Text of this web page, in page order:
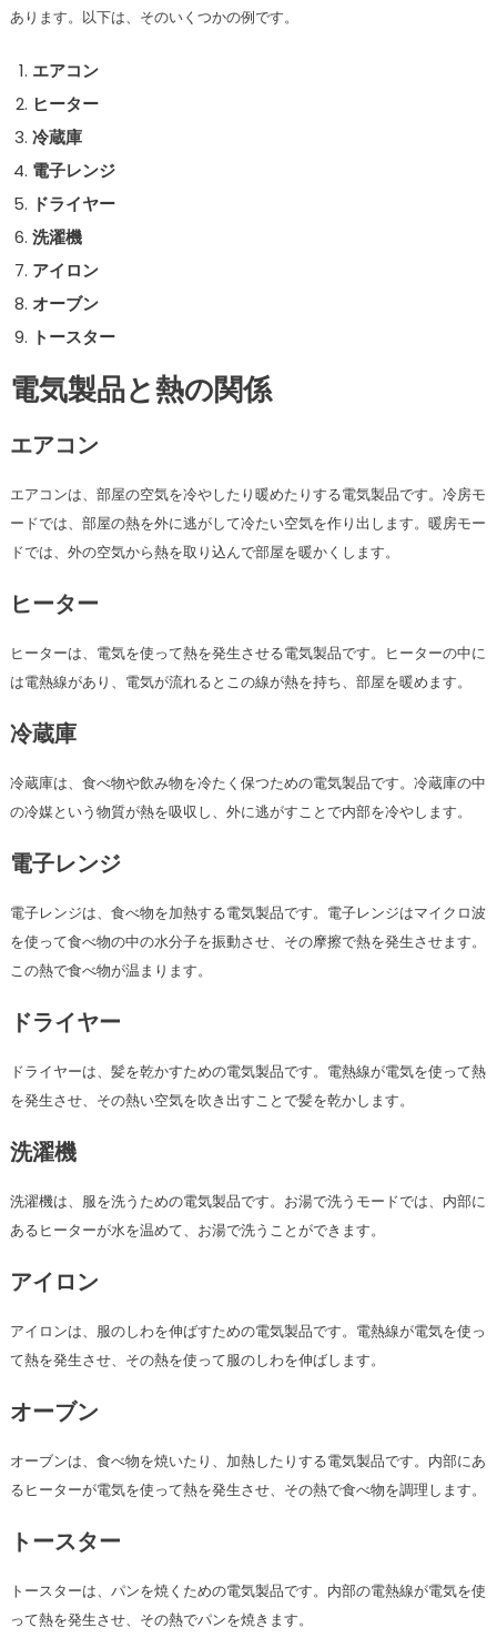
あります。以下は、そのいくつかの例です。
エアコン
ヒーター
冷蔵庫
電子レンジ
ドライヤー
洗濯機
アイロン
オーブン
トースター
電気製品と熱の関係
エアコン
エアコンは、部屋の空気を冷やしたり暖めたりする電気製品です。冷房モ
ードでは、部屋の熱を外に逃がして冷たい空気を作り出します。暖房モー
ドでは、外の空気から熱を取り込んで部屋を暖かくします。
ヒーター
ヒーターは、電気を使って熱を発生させる電気製品です。ヒーターの中に
は電熱線があり、電気が流れるとこの線が熱を持ち、部屋を暖めます。
冷蔵庫
冷蔵庫は、食べ物や飲み物を冷たく保つための電気製品です。冷蔵庫の中
の冷媒という物質が熱を吸収し、外に逃がすことで内部を冷やします。
電子レンジ
電子レンジは、食べ物を加熱する電気製品です。電子レンジはマイクロ波
を使って食べ物の中の水分子を振動させ、その摩擦で熱を発生させます。
この熱で食べ物が温まります。
ドライヤー
ドライヤーは、髪を乾かすための電気製品です。電熱線が電気を使って熱
を発生させ、その熱い空気を吹き出すことで髪を乾かします。
洗濯機
洗濯機は、服を洗うための電気製品です。お湯で洗うモードでは、内部に
あるヒーターが水を温めて、お湯で洗うことができます。
アイロン
アイロンは、服のしわを伸ばすための電気製品です。電熱線が電気を使っ
て熱を発生させ、その熱を使って服のしわを伸ばします。
オーブン
オーブンは、食べ物を焼いたり、加熱したりする電気製品です。内部にあ
るヒーターが電気を使って熱を発生させ、その熱で食べ物を調理します。
トースター
トースターは、パンを焼くための電気製品です。内部の電熱線が電気を使
って熱を発生させ、その熱でパンを焼きます。